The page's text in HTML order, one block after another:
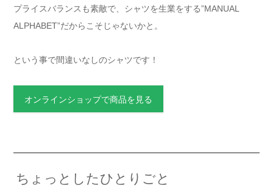
プライスバランスも素敵で、シャツを生業をする”MANUAL
ALPHABET”だからこそじゃないかと。
という事で間違いなしのシャツです！
オンラインショップで商品を見る
ちょっとしたひとりごと